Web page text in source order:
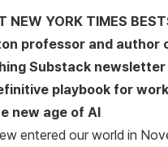
신 및 기업가 정신에 관한 연구
경영학 분야에서 많은 상을 받
된 논문의 저자이기도 하다. https://
NEW YORK TIMES
professor and author
Substack newsletter
playbook for
new age of AI
entered our world in